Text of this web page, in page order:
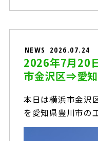
NEWS 2026.07.24
2026年7月20
市金沢区⇒愛知
本日は横浜市金沢
を愛知県豊川市の